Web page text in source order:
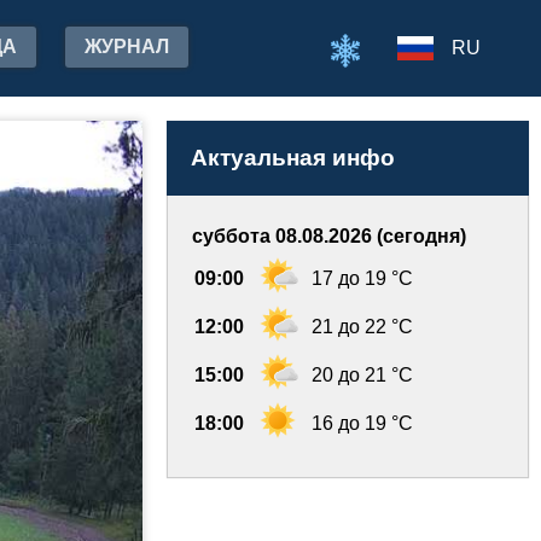
ЖУРНАЛ RU
Актуальная инфо
суббота 08.08.2026 (сегодня)
09:00 17 до 19 °C
12:00 21 до 22 °C
15:00 20 до 21 °C
18:00 16 до 19 °C